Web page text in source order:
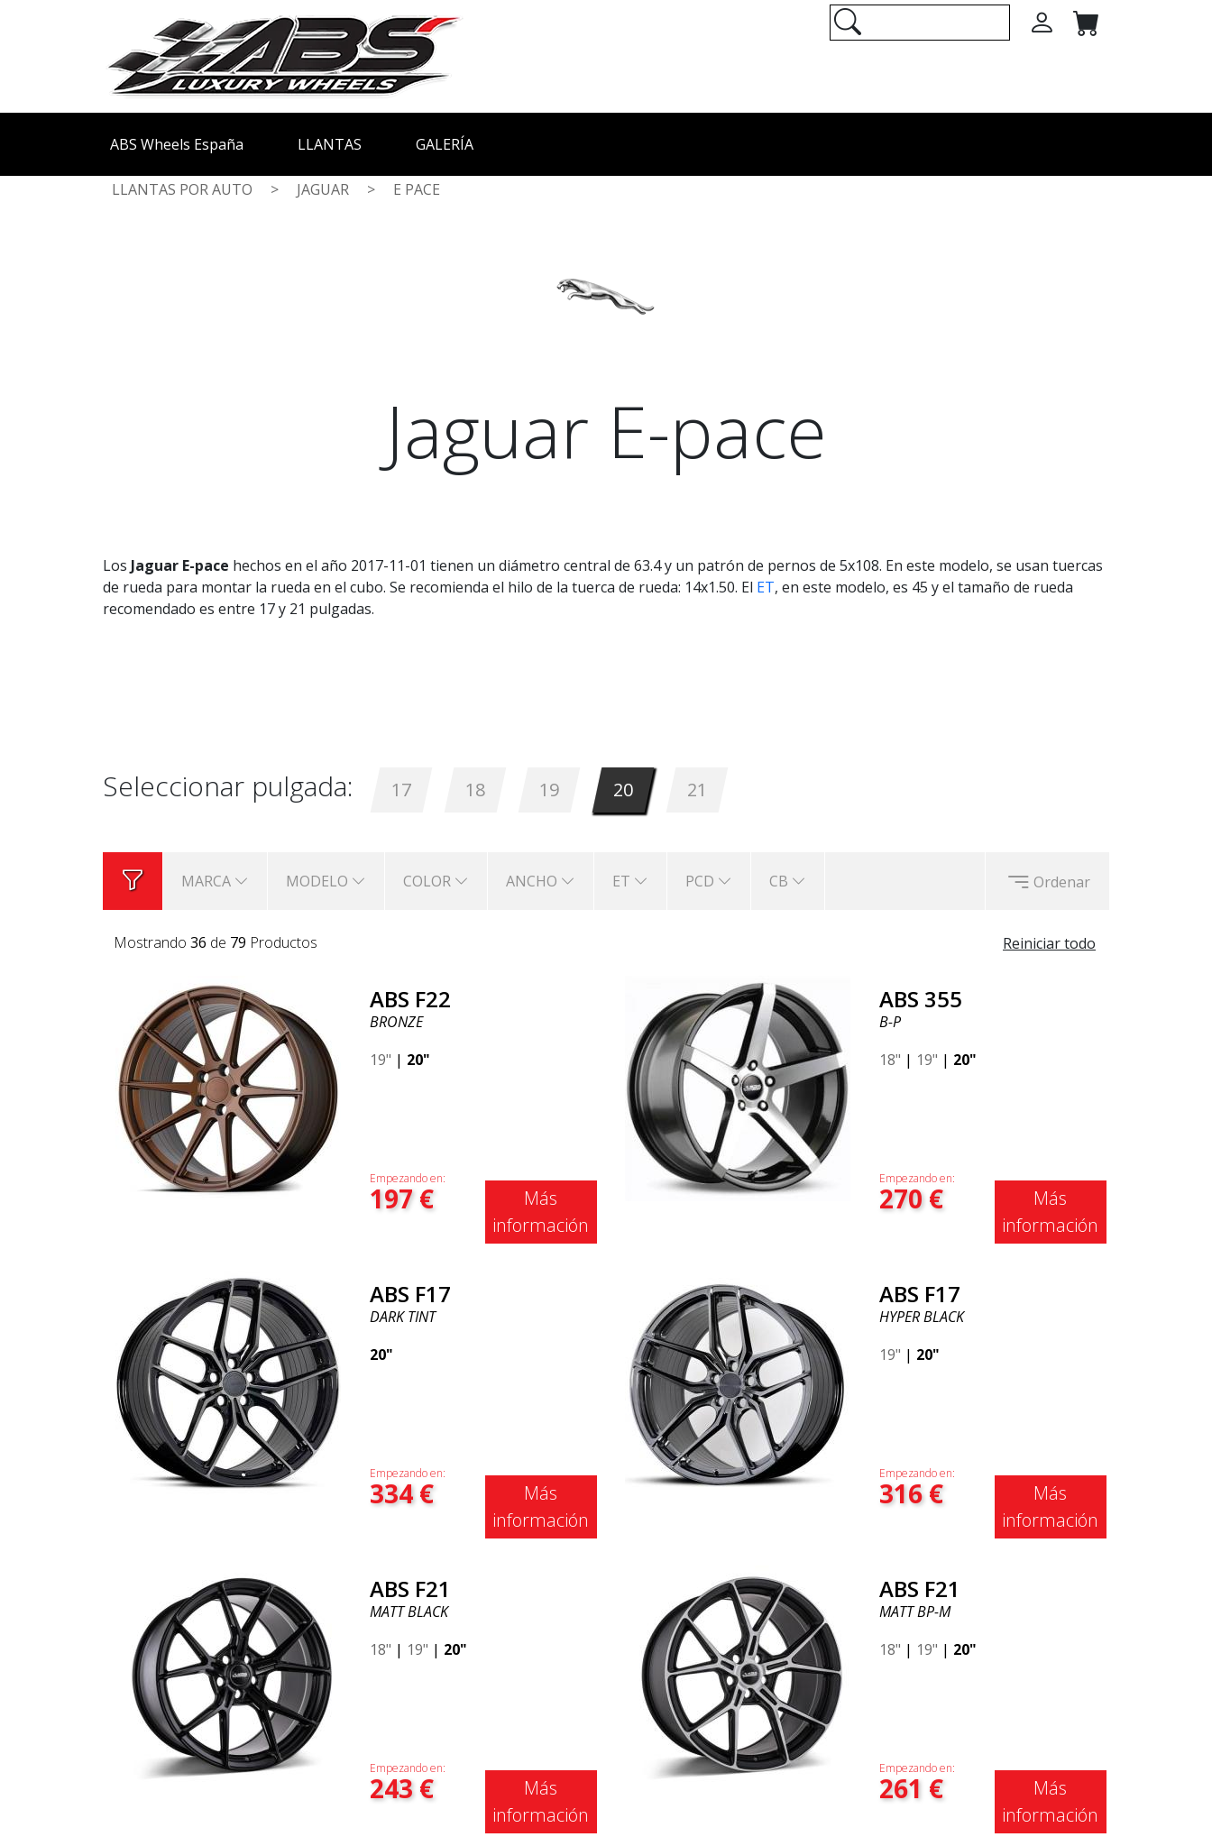
ABS Wheels España LLANTAS GALERÍA
LLANTAS POR AUTO > JAGUAR > E PACE
Jaguar E-pace
Los Jaguar E-pace hechos en el año 2017-11-01 tienen un diámetro central de 63.4 y un patrón de pernos de 5x108. En este modelo, se usan tuercas
de rueda para montar la rueda en el cubo. Se recomienda el hilo de la tuerca de rueda: 14x1.50. El ET, en este modelo, es 45 y el tamaño de rueda
recomendado es entre 17 y 21 pulgadas.
Seleccionar pulgada: 17 18 19 20 21
MARCA MODELO COLOR ANCHO ET PCD CB Ordenar
Reiniciar todo
Mostrando 36 de 79 Productos
ABS F22
BRONZE
19" | 20"
Empezando en:
197€
Más
información
ABS 355
B-P
18" | 19" | 20"
Empezando en:
270€
Más
información
ABS F17
DARK TINT
20"
Empezando en:
334€
Más
información
ABS F17
HYPER BLACK
19" | 20"
Empezando en:
316€
Más
información
ABS F21
MATT BLACK
18" | 19" | 20"
Empezando en:
243€
Más
información
ABS F21
MATT BP-M
18" | 19" | 20"
Empezando en:
261 €
Más
información